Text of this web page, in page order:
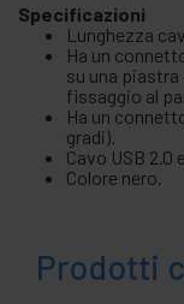
Specificazioni
Lunghezza
Ha un
su una piastra
fissaggio al
Ha un
gradi).
Cavo USB 2.0
Colore nero.
Prodotti